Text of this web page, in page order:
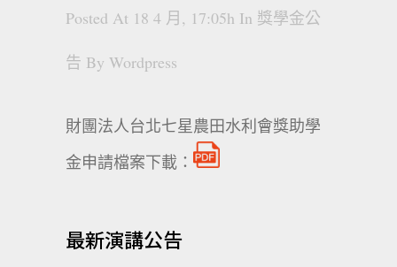
Posted At 18 4 月, 17:05h In 獎學金公
告 By Wordpress
財團法人台北七星農田水利會獎助學
金申請檔案下載：
最新演講公告